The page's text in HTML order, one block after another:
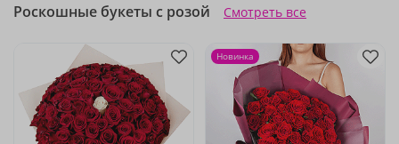
Роскошные букеты с розой Смотреть все
Новинка